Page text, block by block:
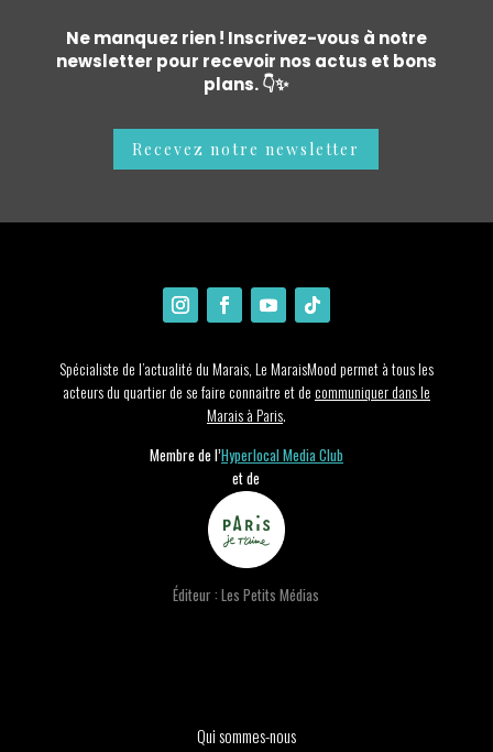
Ne manquez rien ! Inscrivez-vous à notre
newsletter pour recevoir nos actus et bons
plans. 👇✨
Recevez notre newsletter
Spécialiste de l’actualité du Marais, Le MaraisMood permet à tous les
acteurs du quartier de se faire connaitre et decommuniquer dans le
Marais à Paris.
Membre de l’Hyperlocal Media Club
et de
Éditeur : Les Petits Médias
Qui sommes-nous